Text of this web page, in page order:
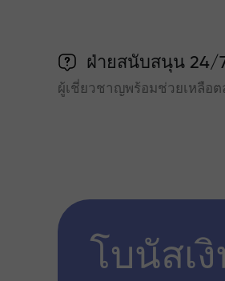
ฝ่ายสนับสนุน 24/
ผู้เชี่ยวชาญพร้อมช่วยเหลือต
โบนัสเ